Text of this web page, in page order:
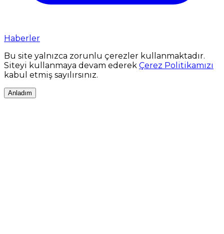
Haberler
Bu site yalnızca zorunlu çerezler kullanmaktadır.
Siteyi kullanmaya devam ederek Çerez Politikamızı
kabul etmiş sayılırsınız.
Anladım